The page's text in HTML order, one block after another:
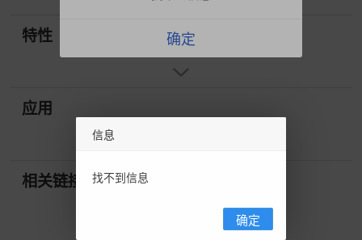
特性
应用
相关链接
确定
信息
找不到信息
确定